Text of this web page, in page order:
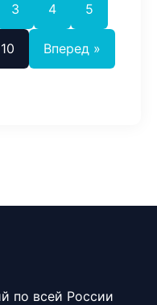
3 4 5
10 Вперед »
по всей России